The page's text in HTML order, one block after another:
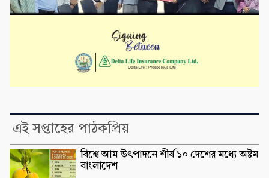
এই সপ্তাহের পাঠকপ্রিয়
বিশ্বে আম উৎপাদনে শীর্ষ ১০ দেশের মধ্যে অষ্টম
বাংলাদেশ